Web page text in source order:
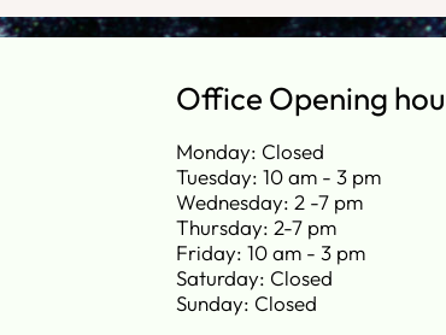
Office Opening
Monday: Closed
Tuesday: 10 am - 3 pm
Wednesday: 2 -7 pm
Thursday: 2-7 pm
Friday: 10 am - 3 pm
Saturday: Closed
Sunday: Closed